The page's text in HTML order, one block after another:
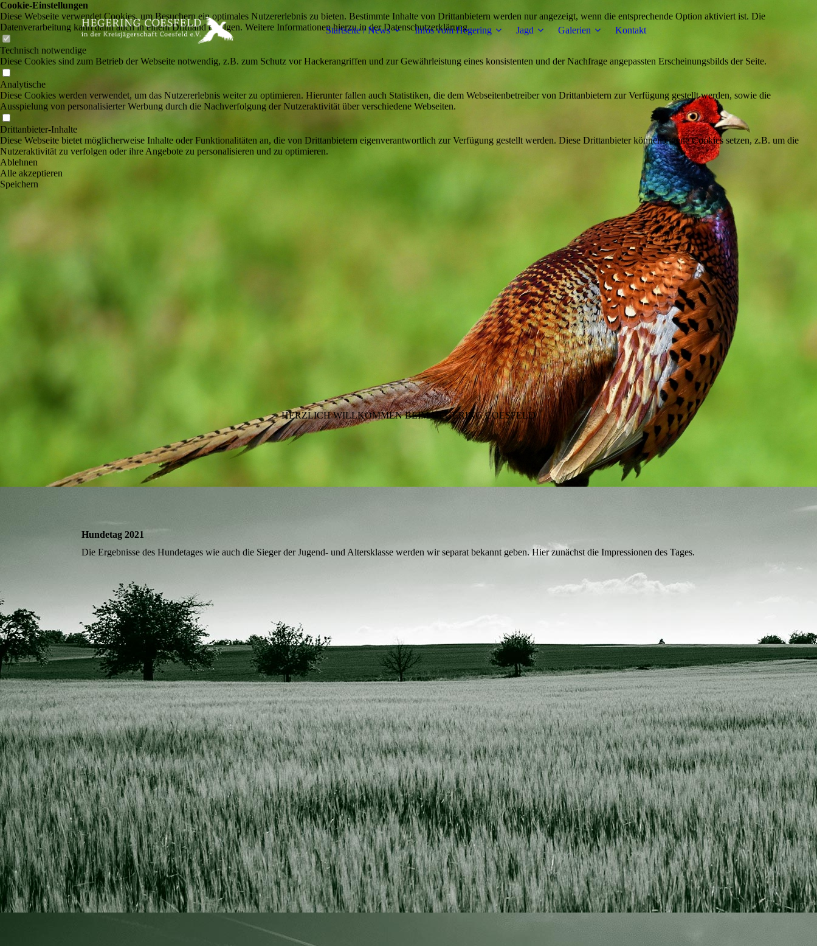
Startseite / News Infos vom Hegering Jagd Galerien Kontakt
HERZLICH WILLKOMMEN BEIM HEGERING COESFELD
Hundetag 2021
Die Ergebnisse des Hundetages wie auch die Sieger der Jugend- und Altersklasse werden wir separat bekannt geben. Hier zunächst die Impressionen des Tages.
Cookie-Einstellungen
Diese Webseite verwendet Cookies, um Besuchern ein optimales Nutzererlebnis zu bieten. Bestimmte Inhalte von Drittanbietern werden nur angezeigt, wenn die entsprechende Option aktiviert ist. Die
Datenverarbeitung kann dann auch in einem Drittland erfolgen. Weitere Informationen hierzu in der Datenschutzerklärung.
Technisch notwendige
Diese Cookies sind zum Betrieb der Webseite notwendig, z.B. zum Schutz vor Hackerangriffen und zur Gewährleistung eines konsistenten und der Nachfrage angepassten Erscheinungsbilds der Seite.
Analytische
Diese Cookies werden verwendet, um das Nutzererlebnis weiter zu optimieren. Hierunter fallen auch Statistiken, die dem Webseitenbetreiber von Drittanbietern zur Verfügung gestellt werden, sowie die
Ausspielung von personalisierter Werbung durch die Nachverfolgung der Nutzeraktivität über verschiedene Webseiten.
Drittanbieter-Inhalte
Diese Webseite bietet möglicherweise Inhalte oder Funktionalitäten an, die von Drittanbietern eigenverantwortlich zur Verfügung gestellt werden. Diese Drittanbieter können eigene Cookies setzen, z.B. um die
Nutzeraktivität zu verfolgen oder ihre Angebote zu personalisieren und zu optimieren.
Ablehnen
Alle akzeptieren
Speichern